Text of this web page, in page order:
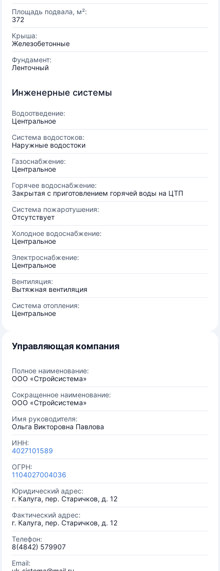
Площадь подвала, м²:
372
Крыша:
Железобетонные
Фундамент:
Ленточный
Инженерные системы
Водоотведение:
Центральное
Система водостоков:
Наружные водостоки
Газоснабжение:
Центральное
Горячее водоснабжение:
Закрытая с приготовлением горячей воды на ЦТП
Система пожаротушения:
Отсутствует
Холодное водоснабжение:
Центральное
Электроснабжение:
Центральное
Вентиляция:
Вытяжная вентиляция
Система отопления:
Центральное
Управляющая компания
Полное наименование:
ООО «Стройсистема»
Сокращенное наименование:
ООО «Стройсистема»
Имя руководителя:
Ольга Викторовна Павлова
ИНН:
4027101589
ОГРН:
1104027004036
Юридический адрес:
г. Калуга, пер. Старичков, д. 12
Фактический адрес:
г. Калуга, пер. Старичков, д. 12
Телефон:
8(4842) 579907
Email: